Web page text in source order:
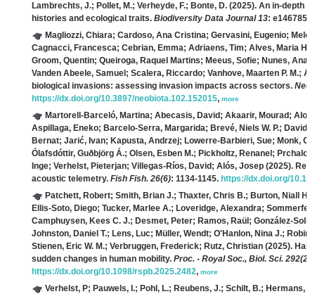
Lambrechts, J.; Pollet, M.; Verheyde, F.; Bonte, D. (2025). An in-depth
histories and ecological traits. Biodiversity Data Journal 13: e146785.
Magliozzi, Chiara; Cardoso, Ana Cristina; Gervasini, Eugenio;
Cagnacci, Francesca; Cebrian, Emma; Adriaens, Tim; Alves, Maria
Groom, Quentin; Queiroga, Raquel Martins; Meeus, Sofie; Nunes,
Vanden Abeele, Samuel; Scalera, Riccardo; Vanhove, Maarten P. M.;
biological invasions: assessing invasion impacts across sectors.
https://dx.doi.org/10.3897/neobiota.102.152015, more
Martorell‐Barceló, Martina; Abecasis, David; Akaarir, Mourad;
Aspillaga, Eneko; Barcelo‐Serra, Margarida; Brevé, Niels W. P.;
Bernat; Jarić, Ivan; Kapusta, Andrzej; Lowerre‐Barbieri, Sue; Monk,
Ólafsdóttir, Guðbjörg Á.; Olsen, Esben M.; Pickholtz, Renanel;
Inge; Verhelst, Pieterjan; Villegas‐Ríos, David; Alós, Josep (2025).
acoustic telemetry. Fish Fish. 26(6): 1134-1145. https://dx.doi.org/
Patchett, Robert; Smith, Brian J.; Thaxter, Chris B.; Burton, Niall H.
Ellis-Soto, Diego; Tucker, Marlee A.; Loveridge, Alexandra;
Camphuysen, Kees C. J.; Desmet, Peter; Ramos, Raül; González-
Johnston, Daniel T.; Lens, Luc; Müller, Wendt; O'Hanlon, Nina J.;
Stienen, Eric W. M.; Verbruggen, Frederick; Rutz, Christian (2025).
sudden changes in human mobility. Proc. - Royal Soc., Biol. Sci.
https://dx.doi.org/10.1098/rspb.2025.2482, more
Verhelst, P; Pauwels, I.; Pohl, L.; Reubens, J.; Schilt, B.; Hermans, A.